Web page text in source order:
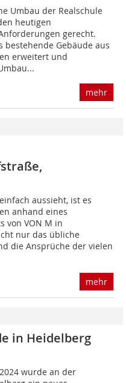
Umbau der Realschule
heutigen
gerecht.
bestehende Gebäude aus
erweitert und
mehr
aussieht, ist es
anhand eines
von VON M in
nur das übliche
die Ansprüche der vielen
mehr
in Heidelberg
wurde an der